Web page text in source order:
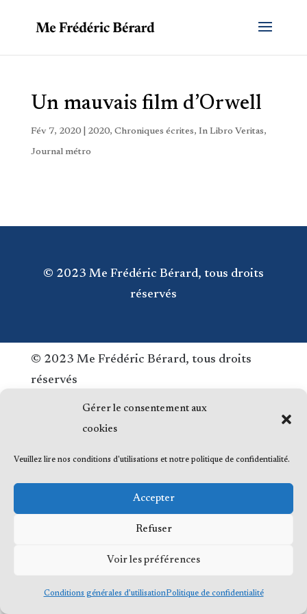
Gérer le consentement aux
cookies
Veuillez lire nos conditions d'utilisations et notre politique de confidentialité.
Accepter
Refuser
Voir les préférences
Conditions générales d’utilisationPolitique de confidentialité
Un mauvais film d’Orwell
Fév 7, 2020| 2020, Chroniques écrites, In Libro Veritas,
Journal métro
© 2023 Me Frédéric Bérard, tous droits
réservés
© 2023 Me Frédéric Bérard, tous droits
réservés